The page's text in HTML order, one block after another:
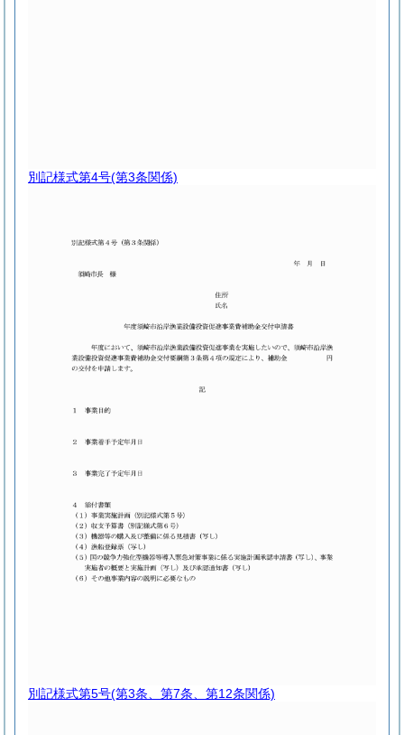
別記様式第4号(第3条関係)
別記様式第5号(第3条、第7条、第12条関係)